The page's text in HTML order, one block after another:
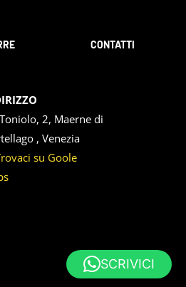
CONTATTI
2, Maerne di
, Venezia
su Goole
SCRIVICI